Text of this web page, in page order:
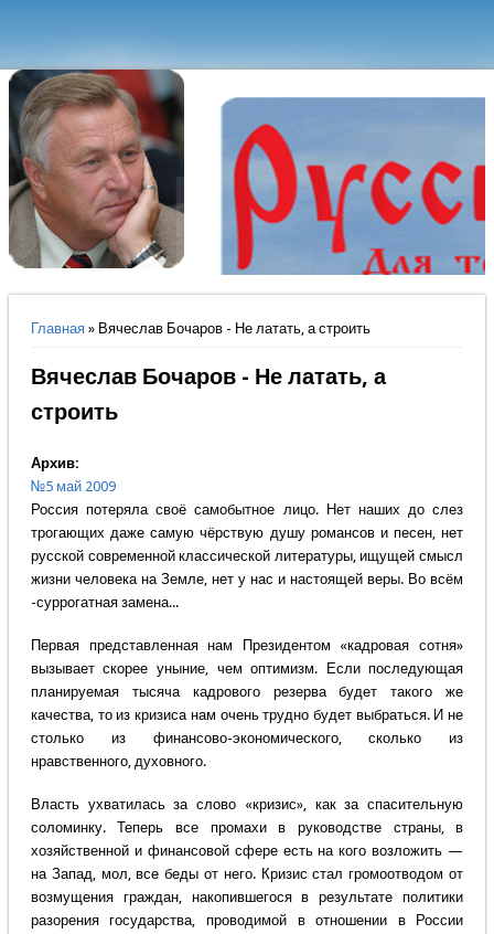
Вы здесь
Главная» Вячеслав Бочаров - Не латать, а строить
Вячеслав Бочаров - Не латать, а
строить
Архив:
№5 май 2009
Россия потеряла своё самобытное лицо. Нет наших до слез
трогающих даже самую чёрствую душу романсов и песен, нет
русской современной классической литературы, ищущей смысл
жизни человека на Земле, нет у нас и настоящей веры. Во всём
-суррогатная замена...
Первая представленная нам Президентом «кадровая сотня»
вызывает скорее уныние, чем оптимизм. Если последующая
планируемая тысяча кадрового резерва будет такого же
качества, то из кризиса нам очень трудно будет выбраться. И не
столько из финансово-экономического, сколько из
нравственного, духовного.
Власть ухватилась за слово «кризис», как за спасительную
соломинку. Теперь все промахи в руководстве страны, в
хозяйственной и финансовой сфере есть на кого возложить —
на Запад, мол, все беды от него. Кризис стал громоотводом от
возмущения граждан, накопившегося в результате политики
разорения государства, проводимой в отношении в России